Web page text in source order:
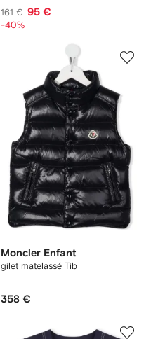
161 € 95 €
-40%
Moncler Enfant
gilet matelassé Tib
358 €